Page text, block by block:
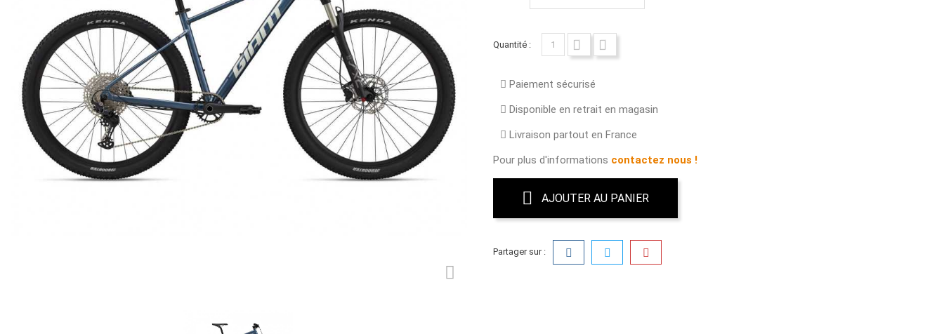
Quantité :
Paiement sécurisé
Disponible en retrait en magasin
Livraison partout en France
Pour plus d'informations contactez nous !
AJOUTER AU PANIER
Partager sur :